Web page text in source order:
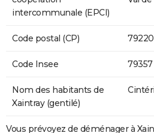
intercommunale (EPCI)
Code postal (CP) 79220
Code Insee 79357
Nom des habitants de
Xaintray (gentilé)
Vous prévoyez de déménager à